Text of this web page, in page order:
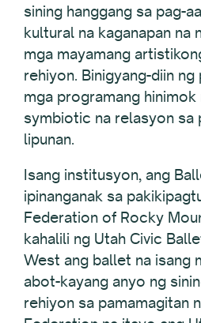
sining hanggang sa pag-
kultural na kaganapan na
mga mayamang
rehiyon. Binigyang-diin
mga programang
symbiotic na relasyon sa
lipunan.
Isang institusyon, ang
ipinanganak sa
Federation of Rocky
kahalili ng Utah Civic
West ang ballet na isang
abot-kayang anyo ng
rehiyon sa pamamagitan